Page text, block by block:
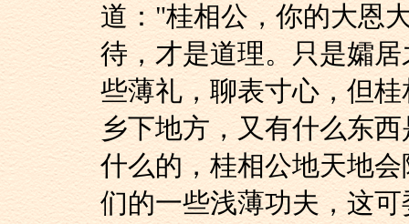
道："桂相公，你的大恩
待，才是道理。只是孀
些薄礼，聊表寸心，但
乡下地方，又有什么东
什么的，桂相公地天地
们的一些浅薄功夫，这